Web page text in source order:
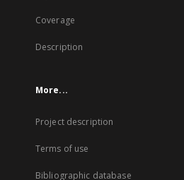
Coverage
Description
More...
Project description
Terms of use
Bibliographic database